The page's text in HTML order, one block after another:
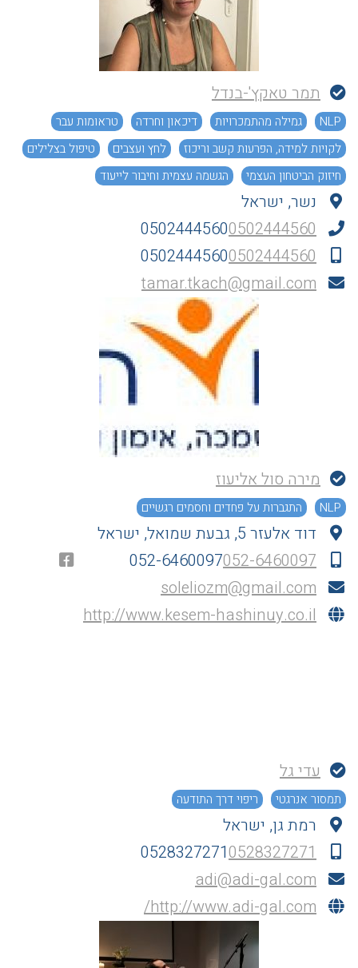
תמר טאקץ'-בנדל
NLP גמילה מהתמכרויות דיכאון וחרדה
טראומות עבר
לקויות למידה, הפרעות קשב וריכוז
לחץ ועצבים
טיפול בצלילים
חיזוק הביטחון העצמי
הגשמה עצמית וחיבור לייעוד
נשר, ישראל
05024445600502444560
05024445600502444560
tamar.tkach@gmail.com
מירה סול אליעוז
NLP התגברות על פחדים וחסמים רגשיים
דוד אלעזר 5, גבעת שמואל, ישראל
052-6460097052-6460097
soleliozm@gmail.com
http://www.kesem-hashinuy.co.il
עדי גל
תמסור אנרגטי ריפוי דרך התודעה
רמת גן, ישראל
05283272710528327271
adi@adi-gal.com
http://www.adi-gal.com/